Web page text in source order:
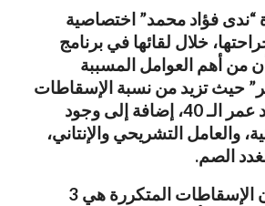
“ندى فؤاد محمد” اختصاصية
خلال لقائها في برنامج
من أهم العوامل المسببة
حيث تزيد من نسبة الإسقاطات
العفوية وخاصة بعد عمر الـ 40، إضافة إلى وجود
والعامل التشريحي والإنتاني،
الصم.
وقالت الدكتورة إن الإسقاطات المتكررة هي 3